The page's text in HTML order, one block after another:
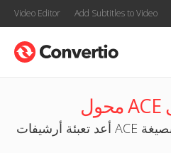
Video Editor Add Subtitles to Video